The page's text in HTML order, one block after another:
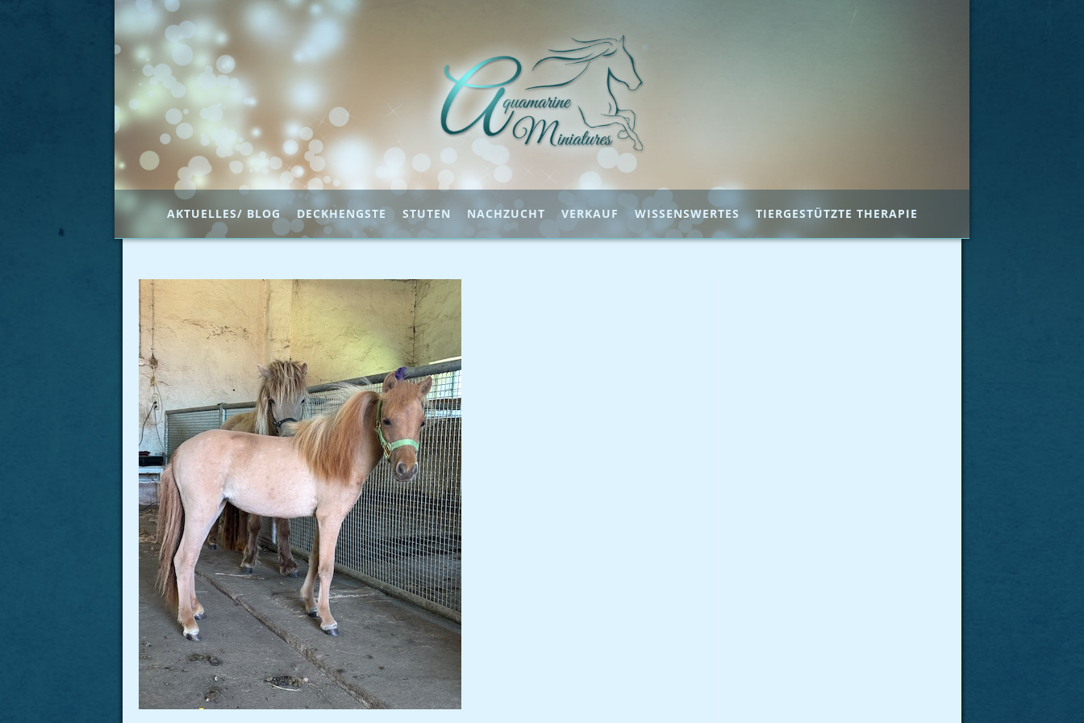
AKTUELLES/ BLOG DECKHENGSTE STUTEN NACHZUCHT VERKAUF WISSENSWERTES TIERGESTÜTZTE THERAPIE